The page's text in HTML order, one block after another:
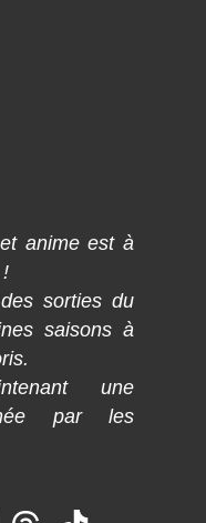
anime est à
sorties du
saisons à
une
par les